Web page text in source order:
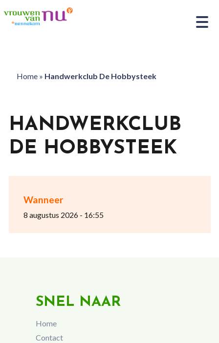
Home» Handwerkclub De Hobbysteek
Wanneer
8 augustus 2026 - 16:55
HANDWERKCLUB
DE HOBBYSTEEK
SNEL NAAR
Home
Contact